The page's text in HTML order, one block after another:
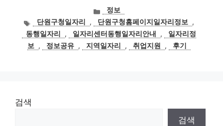
카
테
고
리
정보
태
그
단원구청일자리 , 단원구청홈페이지일자리정보 ,
동행일자리
, 일자리센터동행일자리안내 ,
일자리정
보 , 정보공유 , 지역일자리 , 취업지원 , 후기
검색
검색